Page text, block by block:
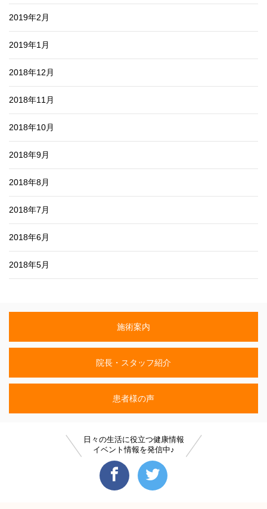
2019年2月
2019年1月
2018年12月
2018年11月
2018年10月
2018年9月
2018年8月
2018年7月
2018年6月
2018年5月
施術案内
院長・スタッフ紹介
患者様の声
日々の生活に役立つ健康情報
イベント情報を発信中♪